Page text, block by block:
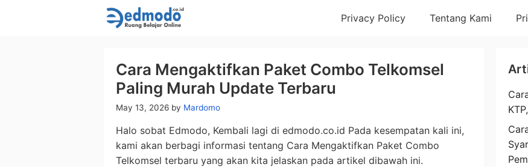
Privacy Policy Tentang Kami
Cara Mengaktifkan Paket Combo Telkomsel
Paling Murah Update Terbaru
May 13, 2026 by Mardomo
Halo sobat Edmodo, Kembali lagi di edmodo.co.id Pada kesempatan kali ini,
kami akan berbagi informasi tentang Cara Mengaktifkan Paket Combo
Telkomsel terbaru yang akan kita jelaskan pada artikel dibawah ini.